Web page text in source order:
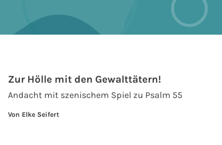
Zur Hölle mit den Gewalttätern!
Andacht mit szenischem Spiel zu Psalm 55
Von Elke Seifert